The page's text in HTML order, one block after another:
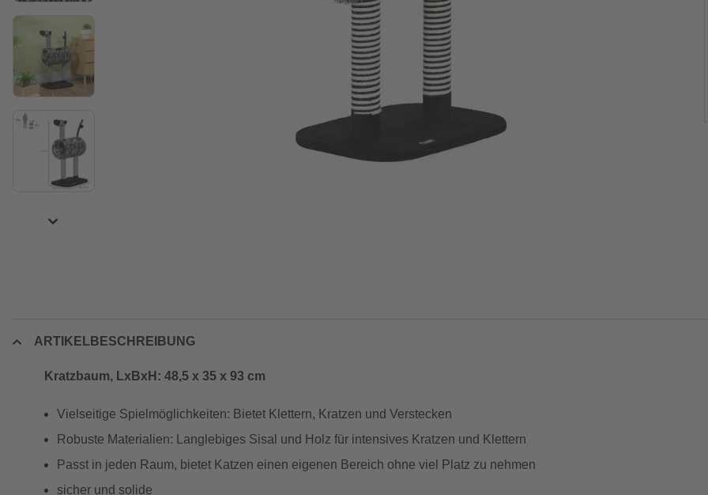
ARTIKELBESCHREIBUNG
Kratzbaum, LxBxH: 48,5 x 35 x 93 cm
Vielseitige Spielmöglichkeiten: Bietet Klettern, Kratzen und Verstecken
Robuste Materialien: Langlebiges Sisal und Holz für intensives Kratzen und Klettern
Passt in jeden Raum, bietet Katzen einen eigenen Bereich ohne viel Platz zu nehmen
sicher und solide